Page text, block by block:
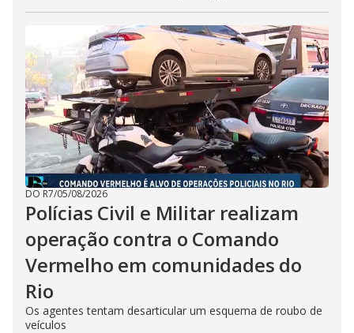
DO R7/05/08/2026
Polícias Civil e Militar realizam
operação contra o Comando
Vermelho em comunidades do
Rio
Os agentes tentam desarticular um esquema de roubo de
veículos